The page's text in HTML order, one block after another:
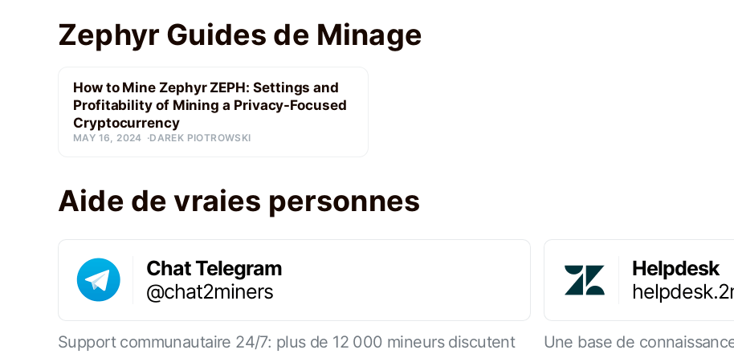
Zephyr Guides de Minage
How to Mine Zephyr ZEPH: Settings and
Profitability of Mining a Privacy-Focused
Cryptocurrency
MAY 16, 2024 DAREK PIOTROWSKI
Aide de vraies personnes
Chat Telegram
@chat2miners
Support communautaire 24/7: plus de 12 000 mineurs discutent
Helpdesk
Une base de